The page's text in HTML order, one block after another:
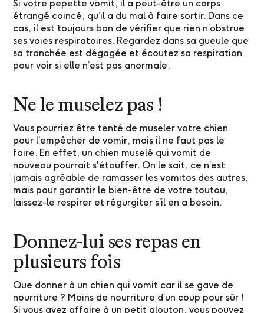
Si votre pepette vomit, il a peut-être un corps
étrangé coincé, qu’il a du mal à faire sortir. Dans ce
cas, il est toujours bon de vérifier que rien n’obstrue
ses voies respiratoires. Regardez dans sa gueule que
sa tranchée est dégagée et écoutez sa respiration
pour voir si elle n’est pas anormale.
Ne le muselez pas !
Vous pourriez être tenté de museler votre chien
pour l’empêcher de vomir, mais il ne faut pas le
faire. En effet, un chien muselé qui vomit de
nouveau pourrait s'étouffer. On le sait, ce n’est
jamais agréable de ramasser les vomitos des autres,
mais pour garantir le bien-être de votre toutou,
laissez-le respirer et régurgiter s’il en a besoin.
Donnez-lui ses repas en
plusieurs fois
Que donner à un chien qui vomit car il se gave de
nourriture ? Moins de nourriture d’un coup pour sûr !
Si vous avez affaire à un petit glouton, vous pouvez